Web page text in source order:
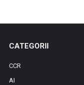
CATEGORII
CCR
AI